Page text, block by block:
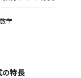
学
の特長